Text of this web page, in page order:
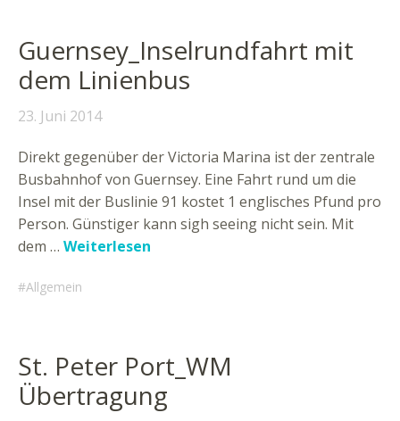
Guernsey_Inselrundfahrt mit
dem Linienbus
23. Juni 2014
Direkt gegenüber der Victoria Marina ist der zentrale
Busbahnhof von Guernsey. Eine Fahrt rund um die
Insel mit der Buslinie 91 kostet 1 englisches Pfund pro
Person. Günstiger kann sigh seeing nicht sein. Mit
dem … Weiterlesen
Allgemein
St. Peter Port_WM
Übertragung